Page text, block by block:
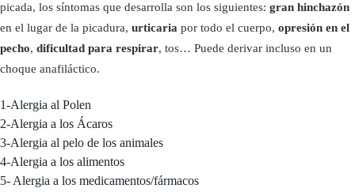
picada, los síntomas que desarrolla son los siguientes: gran hinchazón
en el lugar de la picadura, urticaria por todo el cuerpo, opresión en el
pecho, dificultad para respirar, tos… Puede derivar incluso en un
choque anafiláctico.
1-Alergia al Polen
2-Alergia a los Ácaros
3-Alergia al pelo de los animales
4-Alergia a los alimentos
5- Alergia a los medicamentos/fármacos